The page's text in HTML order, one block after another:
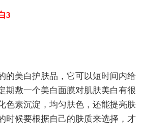
3
的美白护肤品，它可以短时间内给
期敷一个美白面膜对肌肤美白有很
色素沉淀，均匀肤色，还能提亮肤
时候要根据自己的肤质来选择，才